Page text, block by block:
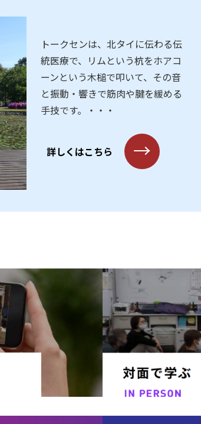
トークセンは、北タイに伝わる伝
統医療で、リムという杭をホアコ
ーンという木槌で叩いて、その音
と振動・響きで筋肉や腱を緩める
手技です。・・・
詳しくはこちら →